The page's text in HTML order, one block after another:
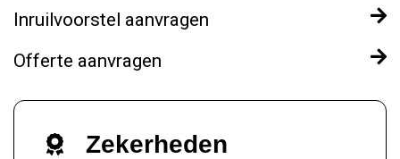
Inruilvoorstel aanvragen
Offerte aanvragen
Zekerheden